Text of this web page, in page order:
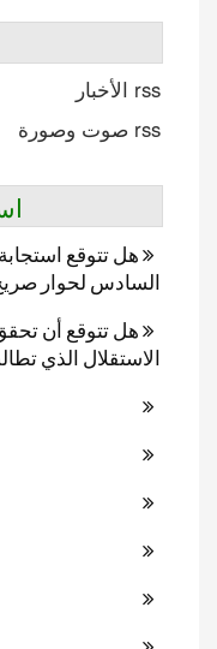
rss الأخبار
rss صوت وصورة
هل تتوقع
السادس لحوار
هل تتوقع أن
الاستقلال الذي